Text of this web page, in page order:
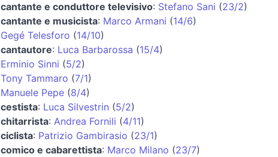
cantante e conduttore televisivo: Stefano Sani (23/2)
cantante e musicista: Marco Armani (14/6)
Gegé Telesforo (14/10)
cantautore: Luca Barbarossa (15/4)
Erminio Sinni (5/2)
Tony Tammaro (7/1)
Manuele Pepe(8/4)
cestista: Luca Silvestrin (5/2)
chitarrista: Andrea Fornili (4/11)
ciclista: Patrizio Gambirasio (23/1)
comico e cabarettista: Marco Milano (23/7)